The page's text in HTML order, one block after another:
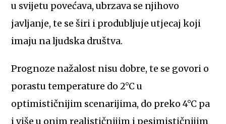
u svijetu povećava, ubrzava se njihovo
javljanje, te se širi i produbljuje utjecaj koji
imaju na ljudska društva.
Prognoze nažalost nisu dobre, te se govori o
porastu temperature do 2°C u
optimističnijim scenarijima, do preko 4°C pa
i više u onim realističnijim i pesimističnijim